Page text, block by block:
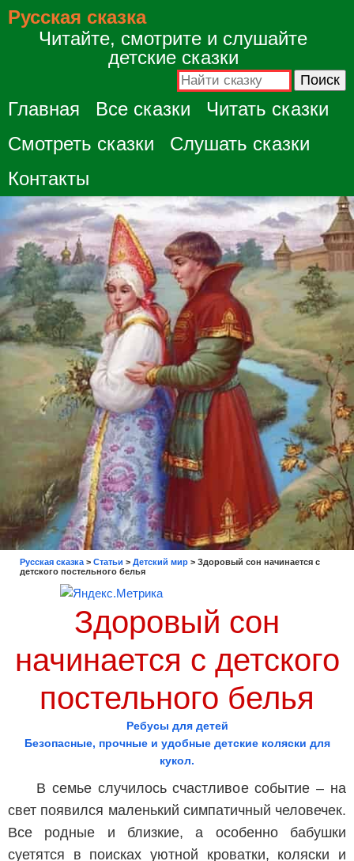
Русская сказка
Читайте, смотрите и слушайте
детские сказки
Главная Все сказки
Читать сказки
Смотреть сказки
Слушать сказки
Контакты
Русская сказка > Статьи > Детский мир > Здоровый сон начинается с
детского постельного белья
Здоровый сон
начинается с детского
постельного белья
Ребусы для детей
Безопасные, прочные и удобные детские коляски для
кукол.
В семье случилось счастливое событие – на
свет появился маленький симпатичный человечек.
Все родные и близкие, а особенно бабушки
суетятся в поисках уютной кроватки, коляски и